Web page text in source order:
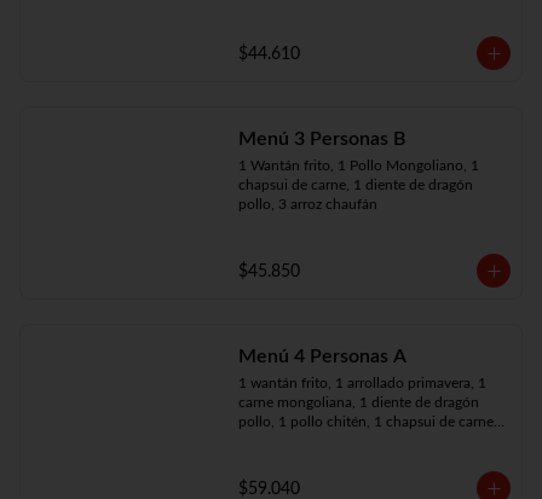
$44.610
Menú 3 Personas B
1 Wantán frito, 1 Pollo Mongoliano, 1
chapsui de carne, 1 diente de dragón
pollo, 3 arroz chaufán
$45.850
Menú 4 Personas A
1 wantán frito, 1 arrollado primavera, 1
carne mongoliana, 1 diente de dragón
pollo, 1 pollo chitén, 1 chapsui de carne,
$59.040